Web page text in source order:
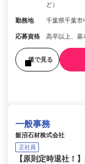
ど）
勤務地 千葉県千葉
応募資格 高卒以上、基
後で見る
一般事務
飯沼石材株式会社
正社員
【原則定時退社！